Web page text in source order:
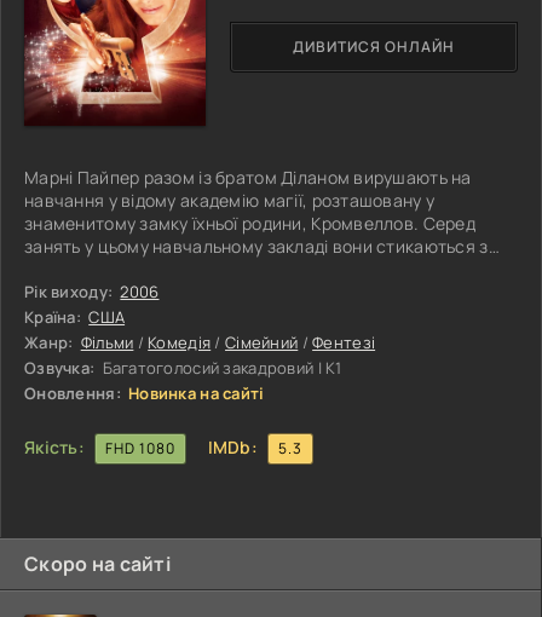
Марні Пайпер разом із братом Діланом вирушають на
навчання у відому академію магії, розташовану у
знаменитому замку їхньої родини, Кромвеллов. Серед
занять у цьому навчальному закладі вони стикаються з
привертають увагу Ділана. Незважаючи на те, що школа
запроваджує нові заборони на використання магії, Марні
виявляє стародавній амулет – спадщину свого роду, якою
зацікавилися підозрілі сестри з нечистими намірами.
Облаштовуючись у новій обстановці,
Рік виходу: 2006
Країна: США
Жанр: Фільми / Комедія /Сімейний /Фентезі
Озвучка: Багатоголосий закадровий | К1
Оновлення: Новинка на сайті
Якість: FHD 1080 IMDb: 5.3
ДИВИТИСЯ ОНЛАЙН
Скоро на сайті